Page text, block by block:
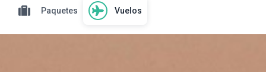
Paquetes Vuelos